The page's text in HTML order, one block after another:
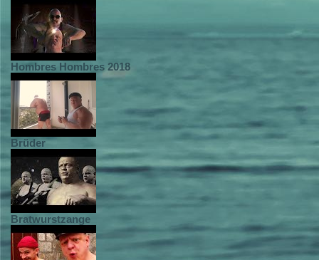
Hombres Hombres 2018
Brüder
Bratwurstzange